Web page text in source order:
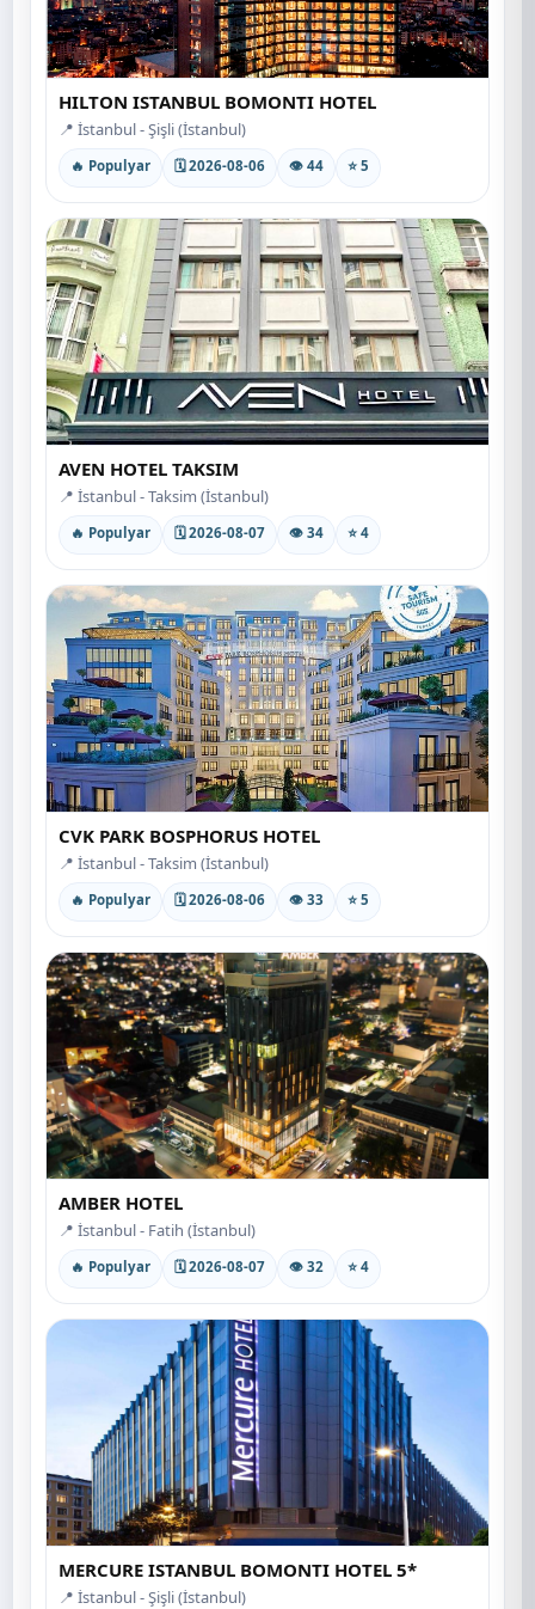
HILTON ISTANBUL BOMONTI HOTEL
📍 İstanbul - Şişli (İstanbul)
🔥 Populyar 🗓 2026-08-06 👁 44 ⭐ 5
AVEN HOTEL TAKSIM
📍 İstanbul - Taksim (İstanbul)
🔥 Populyar 🗓 2026-08-07 👁 34 ⭐ 4
CVK PARK BOSPHORUS HOTEL
📍 İstanbul - Taksim (İstanbul)
🔥 Populyar 🗓 2026-08-06 👁 33 ⭐ 5
AMBER HOTEL
📍 İstanbul - Fatih (İstanbul)
🔥 Populyar 🗓 2026-08-07 👁 32 ⭐ 4
MERCURE ISTANBUL BOMONTI HOTEL 5*
📍 İstanbul - Şişli (İstanbul)